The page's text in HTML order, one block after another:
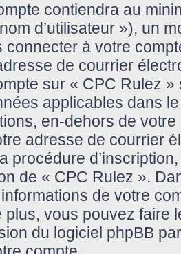
contiendra au
d’utilisateur »), un
connecter à votre
de courrier
sur « CPC Rulez
applicables dans
en-dehors de
adresse de courrier
procédure
de « CPC Rulez ».
de votre
plus, vous pouvez faire
du logiciel phpBB